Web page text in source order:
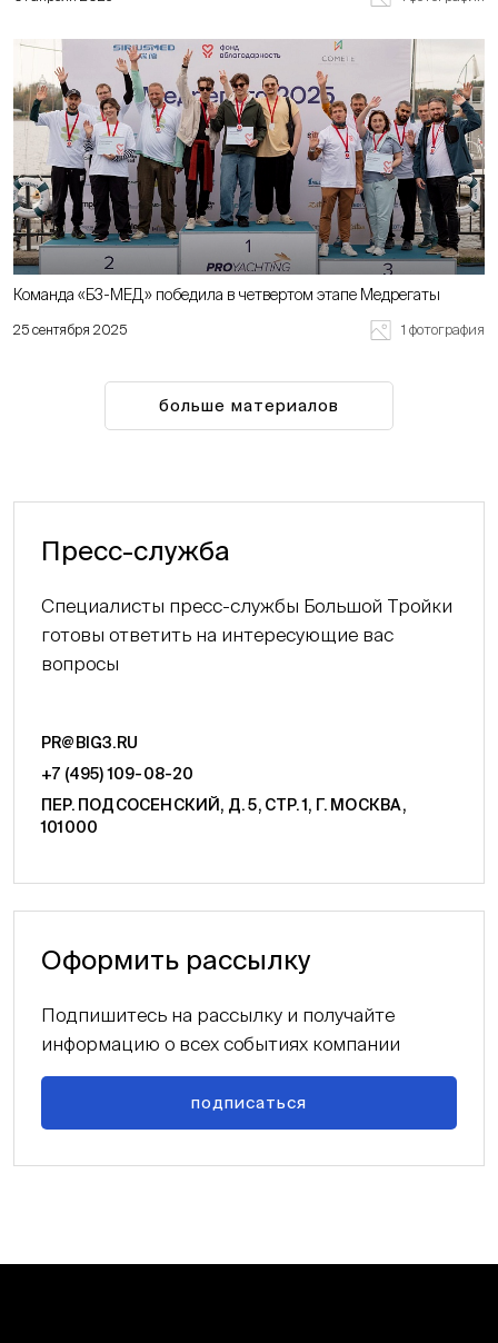
25 сентября 2025 1 фотография
Команда «Б3-МЕД» победила в четвертом этапе Медрегаты
больше материалов
Пресс-служба
Специалисты пресс-службы Большой Тройки
готовы ответить на интересующие вас
вопросы
PR@BIG3.RU
+7 (495) 109-08-20
ПЕР. ПОДСОСЕНСКИЙ, Д. 5, СТР. 1, Г. МОСКВА,
101000
Оформить рассылку
Подпишитесь на рассылку и получайте
информацию о всех событиях компании
подписаться